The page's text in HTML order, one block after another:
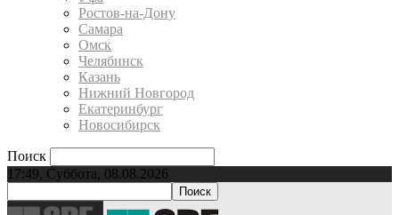
Ростов-на-Дону
Самара
Омск
Челябинск
Казань
Нижний Новгород
Екатеринбург
Новосибирск
Поиск
17:49, Суббота, 08.08.2026